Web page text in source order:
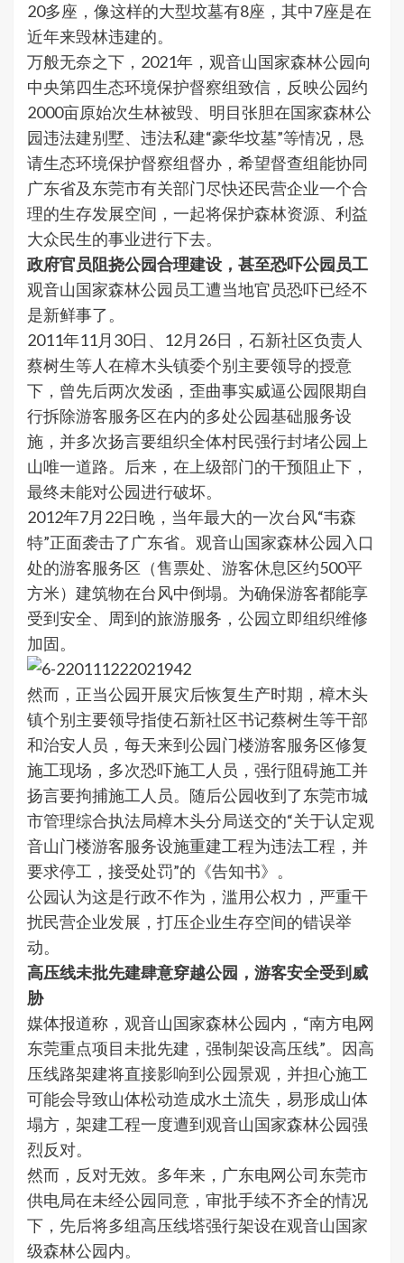
20多座，像这样的大型坟墓有8座，其中7座是在
近年来毁林违建的。
万般无奈之下，2021年，观音山国家森林公园向
中央第四生态环境保护督察组致信，反映公园约
2000亩原始次生林被毁、明目张胆在国家森林公
园违法建别墅、违法私建“豪华坟墓”等情况，恳
请生态环境保护督察组督办，希望督查组能协同
广东省及东莞市有关部门尽快还民营企业一个合
理的生存发展空间，一起将保护森林资源、利益
大众民生的事业进行下去。
政府官员阻挠公园合理建设，甚至恐吓公园员工
观音山国家森林公园员工遭当地官员恐吓已经不
是新鲜事了。
2011年11月30日、12月26日，石新社区负责人
蔡树生等人在樟木头镇委个别主要领导的授意
下，曾先后两次发函，歪曲事实威逼公园限期自
行拆除游客服务区在内的多处公园基础服务设
施，并多次扬言要组织全体村民强行封堵公园上
山唯一道路。后来，在上级部门的干预阻止下，
最终未能对公园进行破坏。
2012年7月22日晚，当年最大的一次台风“韦森
特”正面袭击了广东省。观音山国家森林公园入口
处的游客服务区（售票处、游客休息区约500平
方米）建筑物在台风中倒塌。为确保游客都能享
受到安全、周到的旅游服务，公园立即组织维修
加固。
然而，正当公园开展灾后恢复生产时期，樟木头
镇个别主要领导指使石新社区书记蔡树生等干部
和治安人员，每天来到公园门楼游客服务区修复
施工现场，多次恐吓施工人员，强行阻碍施工并
扬言要拘捕施工人员。随后公园收到了东莞市城
市管理综合执法局樟木头分局送交的“关于认定观
音山门楼游客服务设施重建工程为违法工程，并
要求停工，接受处罚”的《告知书》。
公园认为这是行政不作为，滥用公权力，严重干
扰民营企业发展，打压企业生存空间的错误举
动。
高压线未批先建肆意穿越公园，游客安全受到威
胁
媒体报道称，观音山国家森林公园内，“南方电网
东莞重点项目未批先建，强制架设高压线”。因高
压线路架建将直接影响到公园景观，并担心施工
可能会导致山体松动造成水土流失，易形成山体
塌方，架建工程一度遭到观音山国家森林公园强
烈反对。
然而，反对无效。多年来，广东电网公司东莞市
供电局在未经公园同意，审批手续不齐全的情况
下，先后将多组高压线塔强行架设在观音山国家
级森林公园内。